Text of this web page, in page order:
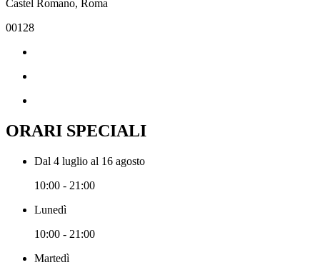
Castel Romano, Roma
00128
ORARI SPECIALI
Dal 4 luglio al 16 agosto
10:00 - 21:00
Lunedì
10:00 - 21:00
Martedì